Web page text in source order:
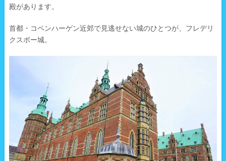
殿があります。
首都・コペンハーゲン近郊で見逃せない城のひとつが、フレデリ
クスボー城。